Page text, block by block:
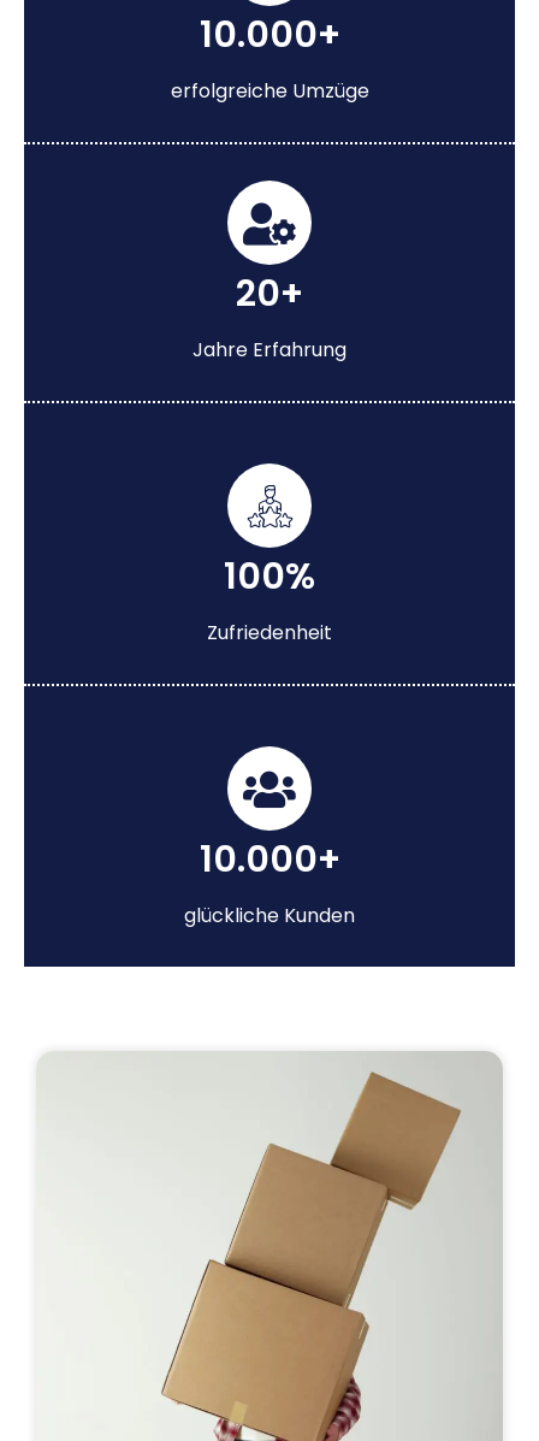
10.000+
erfolgreiche Umzüge
20+
Jahre Erfahrung
100%
Zufriedenheit
10.000+
glückliche Kunden